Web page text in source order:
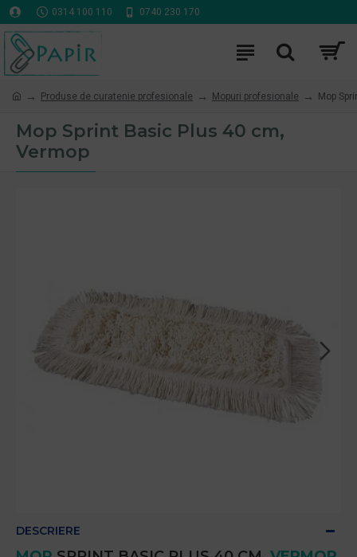
0314 100 110 0740 230 170
Produse de curatenie profesionale Mopuri profesionale Mop
Mop Sprint Basic Plus 40 cm,
Vermop
DESCRIERE